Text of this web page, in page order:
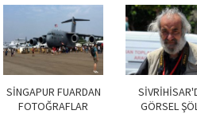
SİNGAPUR FUARDAN
FOTOĞRAFLAR
GÖRSEL